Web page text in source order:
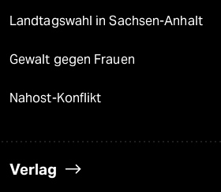
Landtagswahl in Sachsen-Anhalt
Gewalt gegen Frauen
Nahost-Konflikt
Verlag